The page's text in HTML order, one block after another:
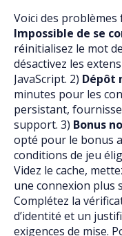
Voici des
Impossible de se
réinitialisez le mot
désactivez les
JavaScript. 2) Dépôt
minutes pour les
persistant,
support. 3) Bonus
opté pour le bonus
conditions de jeu
Videz le cache,
une connexion plus
Complétez la
d’identité et un
exigences de mise.